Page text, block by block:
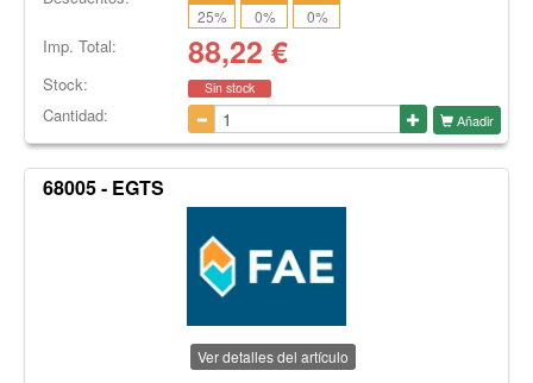
25% 0% 0%
Imp. Total: 88,22 €
Stock: Sin stock
Cantidad: Añadir
68005 - EGTS
Ver detalles del artículo